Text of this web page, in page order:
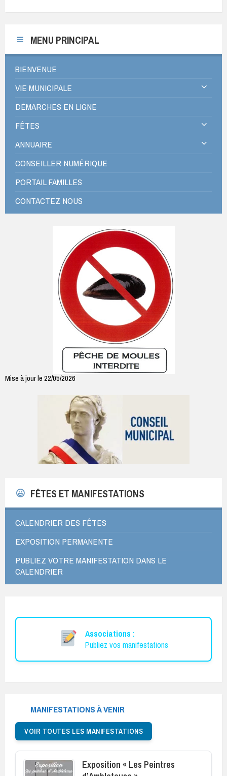
MENU PRINCIPAL
BIENVENUE
VIE MUNICIPALE
DÉMARCHES EN LIGNE
FÊTES
ANNUAIRE
CONSEILLER NUMÉRIQUE
PORTAIL FAMILLES
CONTACTEZ NOUS
Mise à jour le 22/05/2026
FÊTES ET MANIFESTATIONS
CALENDRIER DES FÊTES
EXPOSITION PERMANENTE
PUBLIEZ VOTRE MANIFESTATION DANS LE
CALENDRIER
Associations :
Publiez vos manifestations
MANIFESTATIONS À VENIR
VOIR TOUTES LES MANIFESTATIONS
Exposition « Les Peintres